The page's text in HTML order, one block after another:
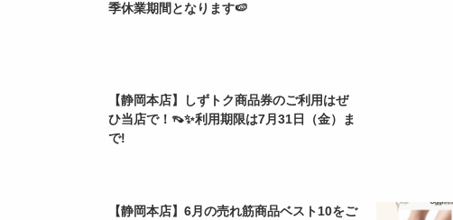
季休業期間となります🍉
【静岡本店】しずトク商品券のご利用はぜ
ひ当店で！👡✨利用期限は7月31日（金）ま
で!
【静岡本店】6月の売れ筋商品ベスト10をご